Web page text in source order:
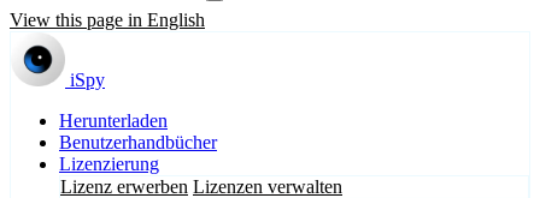
View this page in English
iSpy
Herunterladen
Benutzerhandbücher
Lizenzierung
Lizenz erwerben Lizenzen verwalten